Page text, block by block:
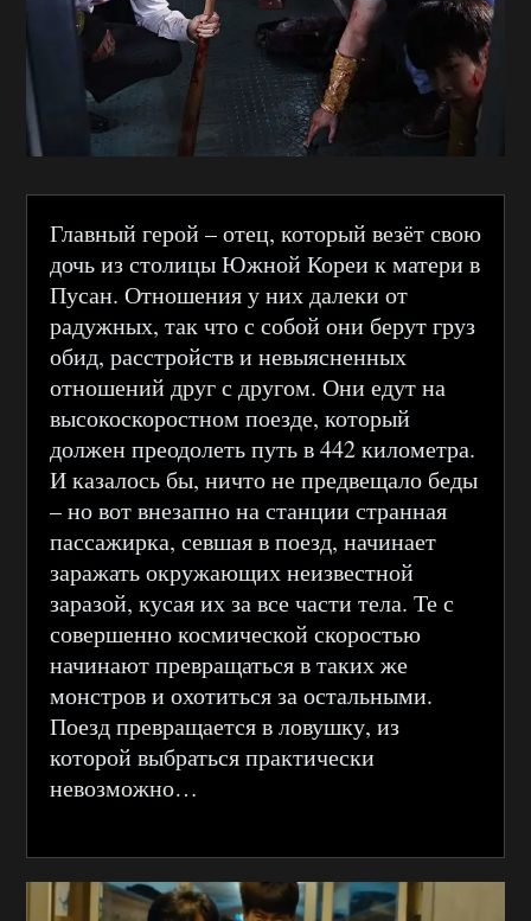
Главный герой – отец, который везёт свою
дочь из столицы Южной Кореи к матери в
Пусан. Отношения у них далеки от
радужных, так что с собой они берут груз
обид, расстройств и невыясненных
отношений друг с другом. Они едут на
высокоскоростном поезде, который
должен преодолеть путь в 442 километра.
И казалось бы, ничто не предвещало беды
– но вот внезапно на станции странная
пассажирка, севшая в поезд, начинает
заражать окружающих неизвестной
заразой, кусая их за все части тела. Те с
совершенно космической скоростью
начинают превращаться в таких же
монстров и охотиться за остальными.
Поезд превращается в ловушку, из
которой выбраться практически
невозможно…